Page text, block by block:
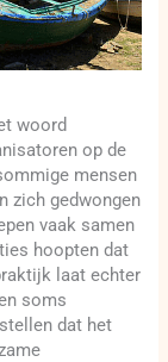
woord
op de
mensen
zich gedwongen
vaak samen
hoopten dat
laat echter
soms
dat het